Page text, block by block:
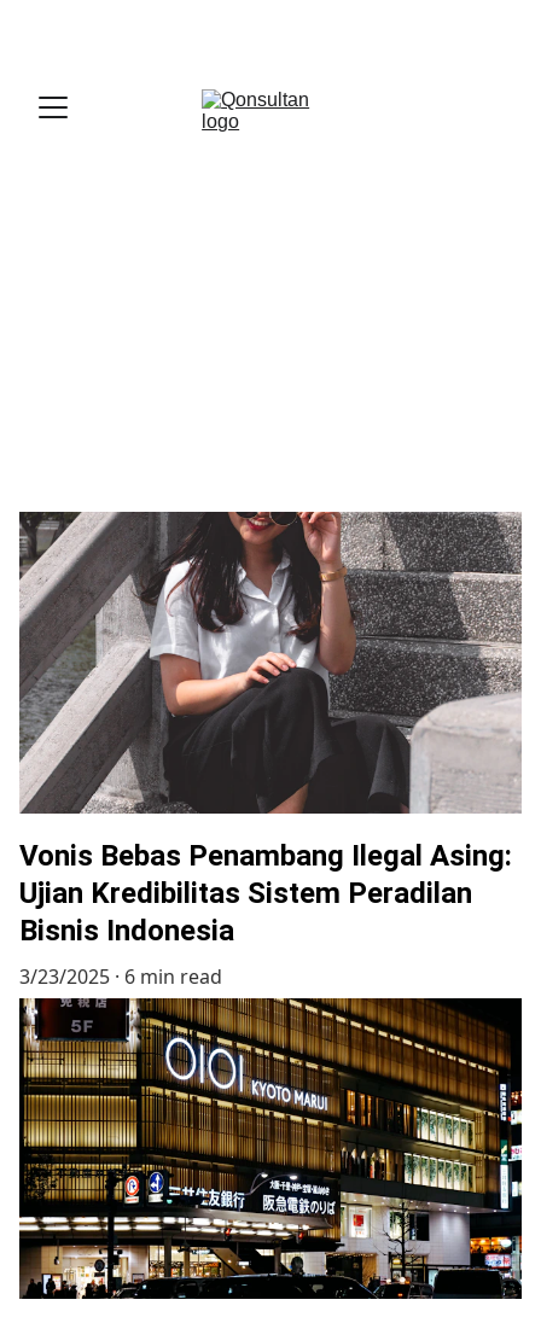
Vonis Bebas Penambang Ilegal Asing:
Ujian Kredibilitas Sistem Peradilan
Bisnis Indonesia
3/23/2025 6 min read